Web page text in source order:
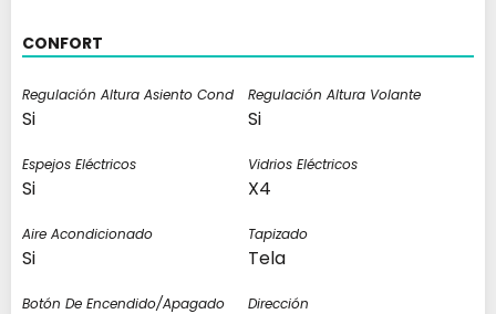
CONFORT
Regulación Altura Asiento Cond
Si
Regulación Altura Volante
Si
Espejos Eléctricos
Si
Vidrios Eléctricos
X4
Aire Acondicionado
Si
Tapizado
Tela
Botón De Encendido/apagado Dirección